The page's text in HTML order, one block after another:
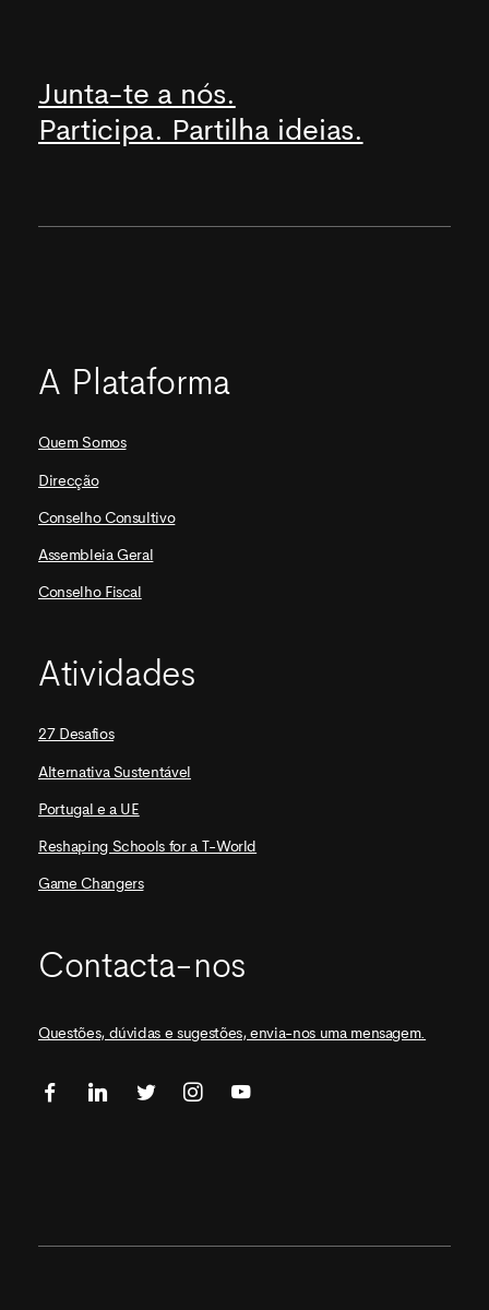
Junta-te a nós.
Participa. Partilha ideias.
A Plataforma
Quem Somos
Direcção
Conselho Consultivo
Assembleia Geral
Conselho Fiscal
Atividades
27 Desafios
Alternativa Sustentável
Portugal e a UE
Reshaping Schools for a T-World
Game Changers
Contacta-nos
Questões, dúvidas e sugestões, envia-nos uma mensagem.